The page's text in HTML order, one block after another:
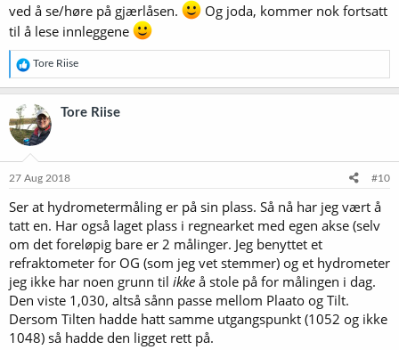
ved å se/høre på gjærlåsen.
Og joda, kommer nok fortsatt
til å lese innleggene
R
e
a
k
s
j
o
e
:
Tore Riise
Tore Riise
27 Aug 2018 #10
Ser at hydrometermåling er på sin plass. Så nå har jeg vært å
tatt en. Har også laget plass i regnearket med egen akse (selv
om det foreløpig bare er 2 målinger. Jeg benyttet et
refraktometer for OG (som jeg vet stemmer) og et hydrometer
jeg ikke har noen grunn til ikke å stole på for målingen i dag.
Den viste 1,030, altså sånn passe mellom Plaato og Tilt.
Dersom Tilten hadde hatt samme utgangspunkt (1052 og ikke
1048) så hadde den ligget rett på.